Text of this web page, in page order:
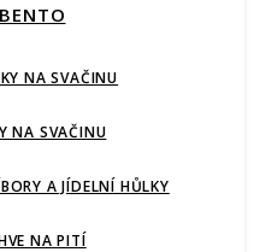
NA SVAČINU
NA SVAČINU
A JÍDELNÍ HŮLKY
NA PITÍ